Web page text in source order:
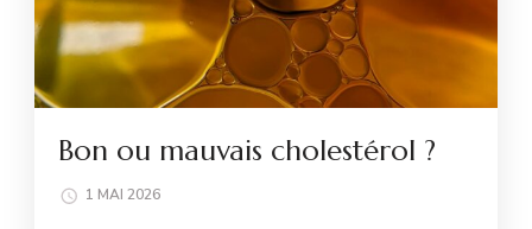
Bon ou mauvais cholestérol ?
1 MAI 2026